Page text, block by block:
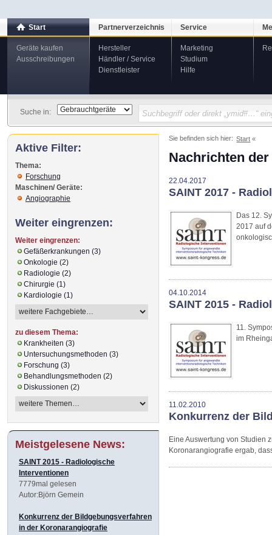
Start
Geräte kaufen
Ausschreibungen
Partnerverzeichnis
Hersteller
Händler / Service
Dienstleister
Service
Marketing
Studium
Hilfe
Suche in:
Sie befinden sich hier: Start
Nachrichten
22.04.2017
SAINT 2017 -
Das 12.
2017 auf
04.10.2014
SAINT 2015 -
11.
im
11.02.2010
Konkurrenz der
Eine Auswertung von Studien
Koronarangiografie ergab,
Aktive Filter:
Thema:
Forschung
Maschinen/ Geräte:
Angiographie
Weiter eingrenzen:
Weiter eingrenzen:
Gefäßerkrankungen (3)
Onkologie (2)
Radiologie (2)
Chirurgie (1)
Kardiologie (1)
zu diesem Thema:
Krankheiten (3)
Untersuchungsmethoden (3)
Forschung (3)
Behandlungsmethoden (2)
Diskussionen (2)
Meistgelesene News:
SAINT 2015 - Radiologische
Interventionen
7779mal gelesen
Autor:Björn Gemein
Konkurrenz der Bildgebungsverfahren
in der Koronarangiografie